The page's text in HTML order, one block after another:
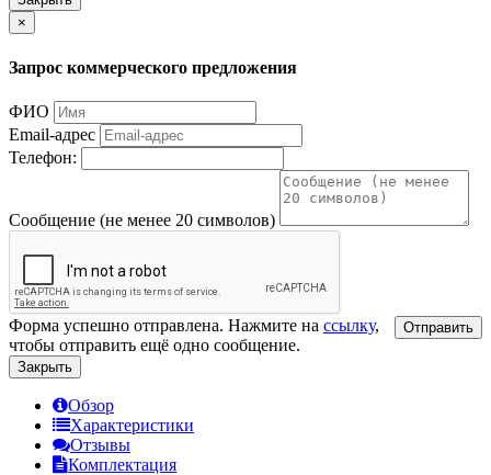
×
Запрос коммерческого предложения
ФИО
Email-адрес
Телефон:
Сообщение (не менее 20 символов)
Отправить
Форма успешно отправлена. Нажмите на ссылку,
чтобы отправить ещё одно сообщение.
Закрыть
Обзор
Характеристики
Отзывы
Комплектация